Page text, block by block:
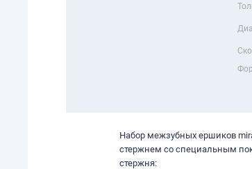
Набор межзубных ершиков
стержнем со специальным
стержня: